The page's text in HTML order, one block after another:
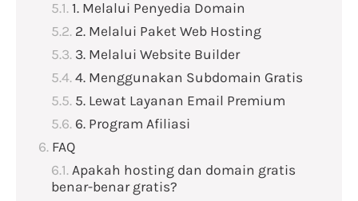
1. Melalui Penyedia Domain
2. Melalui Paket Web Hosting
3. Melalui Website Builder
4. Menggunakan Subdomain Gratis
5. Lewat Layanan Email Premium
6. Program Afiliasi
FAQ
Apakah hosting dan domain gratis
benar-benar gratis?